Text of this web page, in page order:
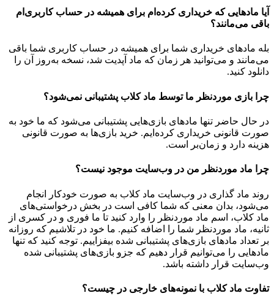
آیا مادهایی که خریداری کرده‌ام برای همیشه در حساب‌ کاربری‌ام
باقی می‌مانند؟
بله مادهای خریداری شما برای همیشه در حساب کاربری شما باقی
می‌مانند و می‌توانید هر زمان که ماد آپدیت شد، نسخه به‌روز آن را
دانلود کنید.
چرا بازی موردنظر ما توسط ماد کلاب پشتیبانی نمی‌شود؟
در حال حاضر تنها مادهای بازی‌هایی پشتیبانی می‌شود که ما خود به
صورت قانونی خریداری کرده‌ایم. خرید بازی‌ها به صورت قانونی
هزینه دارد و زمان‌بر است.
چرا ماد موردنظر من در وب‌سایت موجود نیست؟
روند ماد گذاری در وب‌سایت ماد کلاب به صورت خودکار انجام
می‌شود، بدان معنی که شما کافی است در بخش درخواستی‌های
ماد کلاب، اسم ماد موردنظر را وارد کنید تا ما فوری و در کسری از
ثانیه، ماد موردنظر شما را اضافه کنیم. ما خود در تلاشیم که روزانه
بر تعداد مادهای بازی‌های پشتیبانی شده بیفزاییم. توجه کنید که تنها
مادهایی را می‌توانیم قرار دهیم که جزو بازی‌های پشتیبانی شده
وب‌سایت قرار داشته باشد.
تفاوت ماد کلاب با نمونه‌های خارجی در چیست؟